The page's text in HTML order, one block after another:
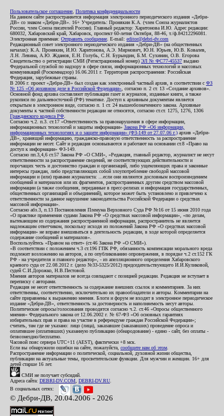
Пользовательское соглашение Политика конфиденциальности
На данном сайте распространяется информация электронного периодического издания «Дебри-
ДВ» со знаком «Дебри-ДВ». 16+ Учредитель: Пронякин К.А. (член Союза журналистов
России, член Союза писателей России). Главный редактор: Харитонова И.Ю. Адрес редакции:
680032, Хабаровский край, Хабаровск, проспект 60-летия Октября, 88-46, т./ф.84212296081.
Электронная приемная: Отправить сообщение . E-mail: editor@debri-dv.com
Редакционный совет электронного периодического издания «Дебри-ДВ» (на общественных
началах): К.А. Пронякин, И.Ю. Харитонова, А.Э. Мирмович, Ю.Н. Юрьев, Ю.В. Ковалев,
Л.Н. Левина, А.Ю. Жданов, Е.Н. Голубь, С.Н. Бурындин, Б.М. Сухинин, О.В. Егорова
Свидетельство о регистрации СМИ (Регистрационный номер) ЭЛ № ФС77-45537 выдано
Федеральной службой по надзору в сфере связи, информационных технологий и массовых
коммуникаций (Роскомнадзор) 16.06.2011 г. Территория распространения: Российская
Федерация, зарубежные страны.
В 2006 г. проект «Дебри-ДВ» был создан как электронный частный архив, в соответствии с ФЗ
№ 125 «Об архивном деле в Российской Федерации» , согласно п. 2 ст. 13 «Создание архивов».
Основной фонд архива составляют публикации газет и журналов, изданные книги, а также
рукописи по дальневосточной (РФ) тематике. Доступ к архивным документам является
открытым в электронном виде, согласно п. 1 ст. 24 вышеобозначенного закона. Архивные
документы к частной собственности редакции не относятся, согласно ст.ст. 1275, 1276, 1306
Гражданского кодекса РФ
Согласно ч.2. п.3. ст.17 «Ответственность за правонарушения в сфере информации,
информационных технологий и защиты информации» Закона РФ «Об информации,
информационных технологиях и о защите информации» (ФЗ-149 от 27.07.06 г.) архив «Дебри-
ДВ», хранящий информацию, гражданско-правовую ответственность за распространение
информации не несет. Сайт и редакция основываются и работают на основании ст.8 «Право на
доступ к информации» ФЗ-149.
Согласно пп.3,4,6 ст.57 Закона РФ «О СМИ», «Редакция, главный редактор, журналист не несут
ответственности за распространение сведений, не соответствующих действительности и
порочащих честь и достоинство граждан и организаций, либо ущемляющих права и законные
интересы граждан, либо представляющих собой злоупотребление свободой массовой
информации и (или) правами журналиста: ...если они являются дословным воспроизведением
сообщений и материалов или их фрагментов, распространенных другим средством массовой
информации (а также сообщения, переданные в пресс-релизах и информация государственных,
общественных организаций и объединений), которое может быть установлено и привлечено к
ответственности за данное нарушение законодательства Российской Федерации о средствах
массовой информации».
Согласно абз.3, п.13 Постановления Пленума Верховного Суда РФ №16 от 15 июня 2010 года
«О практике применения судами Закона РФ «О средствах массовой информации», «по делам,
вытекающим из содержания распространенной информации, распространитель не является
надлежащим ответчиком, поскольку исходя из положений Закона РФ «О средствах массовой
информации» не вправе вмешиваться в деятельность редакции, в ходе которой определяется
содержание сообщений и материалов».
Воспользуйтесь «Правом на ответ» (ст.46 Закона РФ «О СМИ»).
«В соответствии с положением ч.3 ст.196 ГПК РФ, обязанность компенсации морального вреда
подлежит возложению на авторов, а по опубликованию опровержения, в порядке ч.2 ст.152 ГК
РФ - на учредителя и главного редактор», - из апелляционного определения Хабаровского
краевого суда от 22.08.2012 г. (дело №33-5325/2012) председательствующего И.И.Куликовой,
судей С.И.Дорожко, Н.В.Пестовой.
Мнения авторов материалов не всегда совпадают с позицией редакции. Редакция не вступает в
переписку с авторами.
Редакция не несет ответственность за содержание внешних ссылок и комментариев. За них
ответственны, соответственно, исключительно их правообладатели и авторы. Комментарии на
сайте приравнены к выражению мнения. Блоги и форум не входят в электронное периодическое
издание «Дебри-ДВ», ответственность за достоверность и наполняемость несут авторы.
Политические опросы/голосования проводятся согласно ч.2. ст.46 «Опросы общественного
мнения» Федерального закона от 12.06.2002 г. № 67-ФЗ «Об основных гарантиях
избирательных прав и права на участие в референдуме граждан Российской Федерации»;
считать, там где не указано: лицо (лица), заказавшее (заказавших) проведение опроса и
оплатившее (оплативших) указанную публикацию (обнародование) - едино - сайт, без оплаты -
безвозмездно/бесплатно.
Часовой пояс сервера UTC+11 (AEST), фактически +8 мск.
Если вы обнаружили ошибки на сайте, пожалуйста, сообщите нам об этом
Распространение информации о политической, социальной, духовной жизни общества,
публикации на актуальные темы, просветительские функции. Для мужчин и женщин. 16+ для
детей старше 16 лет.
СМИ не получает субсидий.
Адреса сайта: DEBRI-DV.COM DEBRI-DV.RU
В социальных сетях:
© Дебри-ДВ, 20.04.2006 - 2026